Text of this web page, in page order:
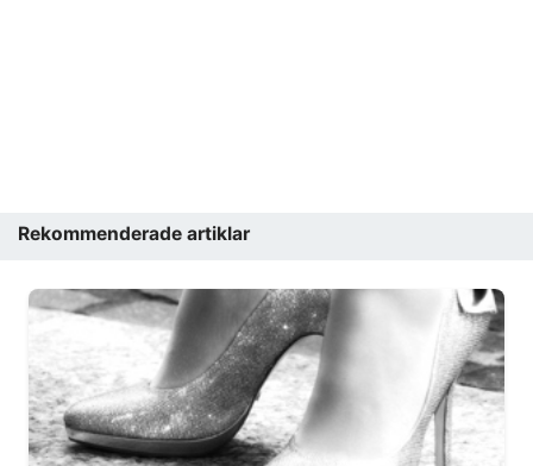
Rekommenderade artiklar